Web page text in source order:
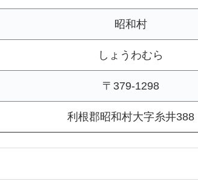
昭和村
しょうわむら
〒379-1298
利根郡昭和村大字糸井388